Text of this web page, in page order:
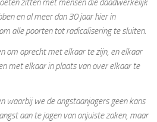
zitten met mensen die daadwerkelijk
en al meer dan 30 jaar hier in
alle poorten tot radicalisering te sluiten.
om oprecht met elkaar te zijn, en elkaar
met elkaar in plaats van over elkaar te
waarbij we de angstaanjagers geen kans
aan te jagen van onjuiste zaken, maar